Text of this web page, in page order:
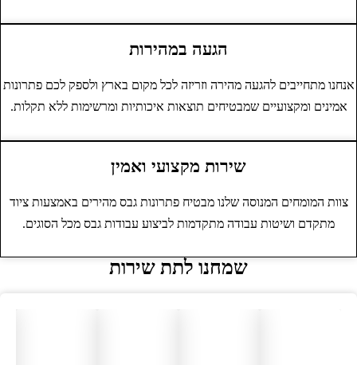
הגעה במהירות
מתחייבים להגעה מהירה וזריזה לכל מקום בארץ ולספק לכם פתרונות
אמינים ומקצועיים שמבטיחים תוצאות איכותיות ומרשימות ללא תקלות.
שירות מקצועי ואמין
צוות המומחים המנוסה שלנו מבטיח פתרונות גבס מהירים באמצעות ציוד
מתקדם ושיטות עבודה מתקדמות לביצוע עבודות גבס מכל הסוגים.
שמחנו לתת שירות